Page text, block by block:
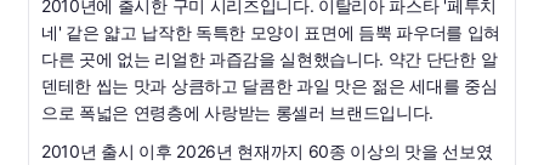
2010년에 출시한 구미 시리즈입니다. 이탈리아 파스타 '페투치
네' 같은 얇고 납작한 독특한 모양이 표면에 듬뿍 파우더를 입혀
다른 곳에 없는 리얼한 과즙감을 실현했습니다. 약간 단단한 알
덴테한 씹는 맛과 상큼하고 달콤한 과일 맛은 젊은 세대를 중심
으로 폭넓은 연령층에 사랑받는 롱셀러 브랜드입니다.
2010년 출시 이후 2026년 현재까지 60종 이상의 맛을 선보였